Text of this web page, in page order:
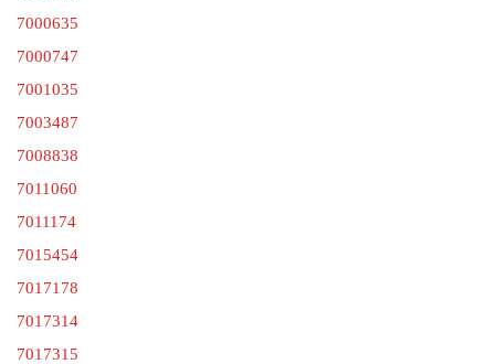
7000635
7000747
7001035
7003487
7008838
7011060
7011174
7015454
7017178
7017314
7017315